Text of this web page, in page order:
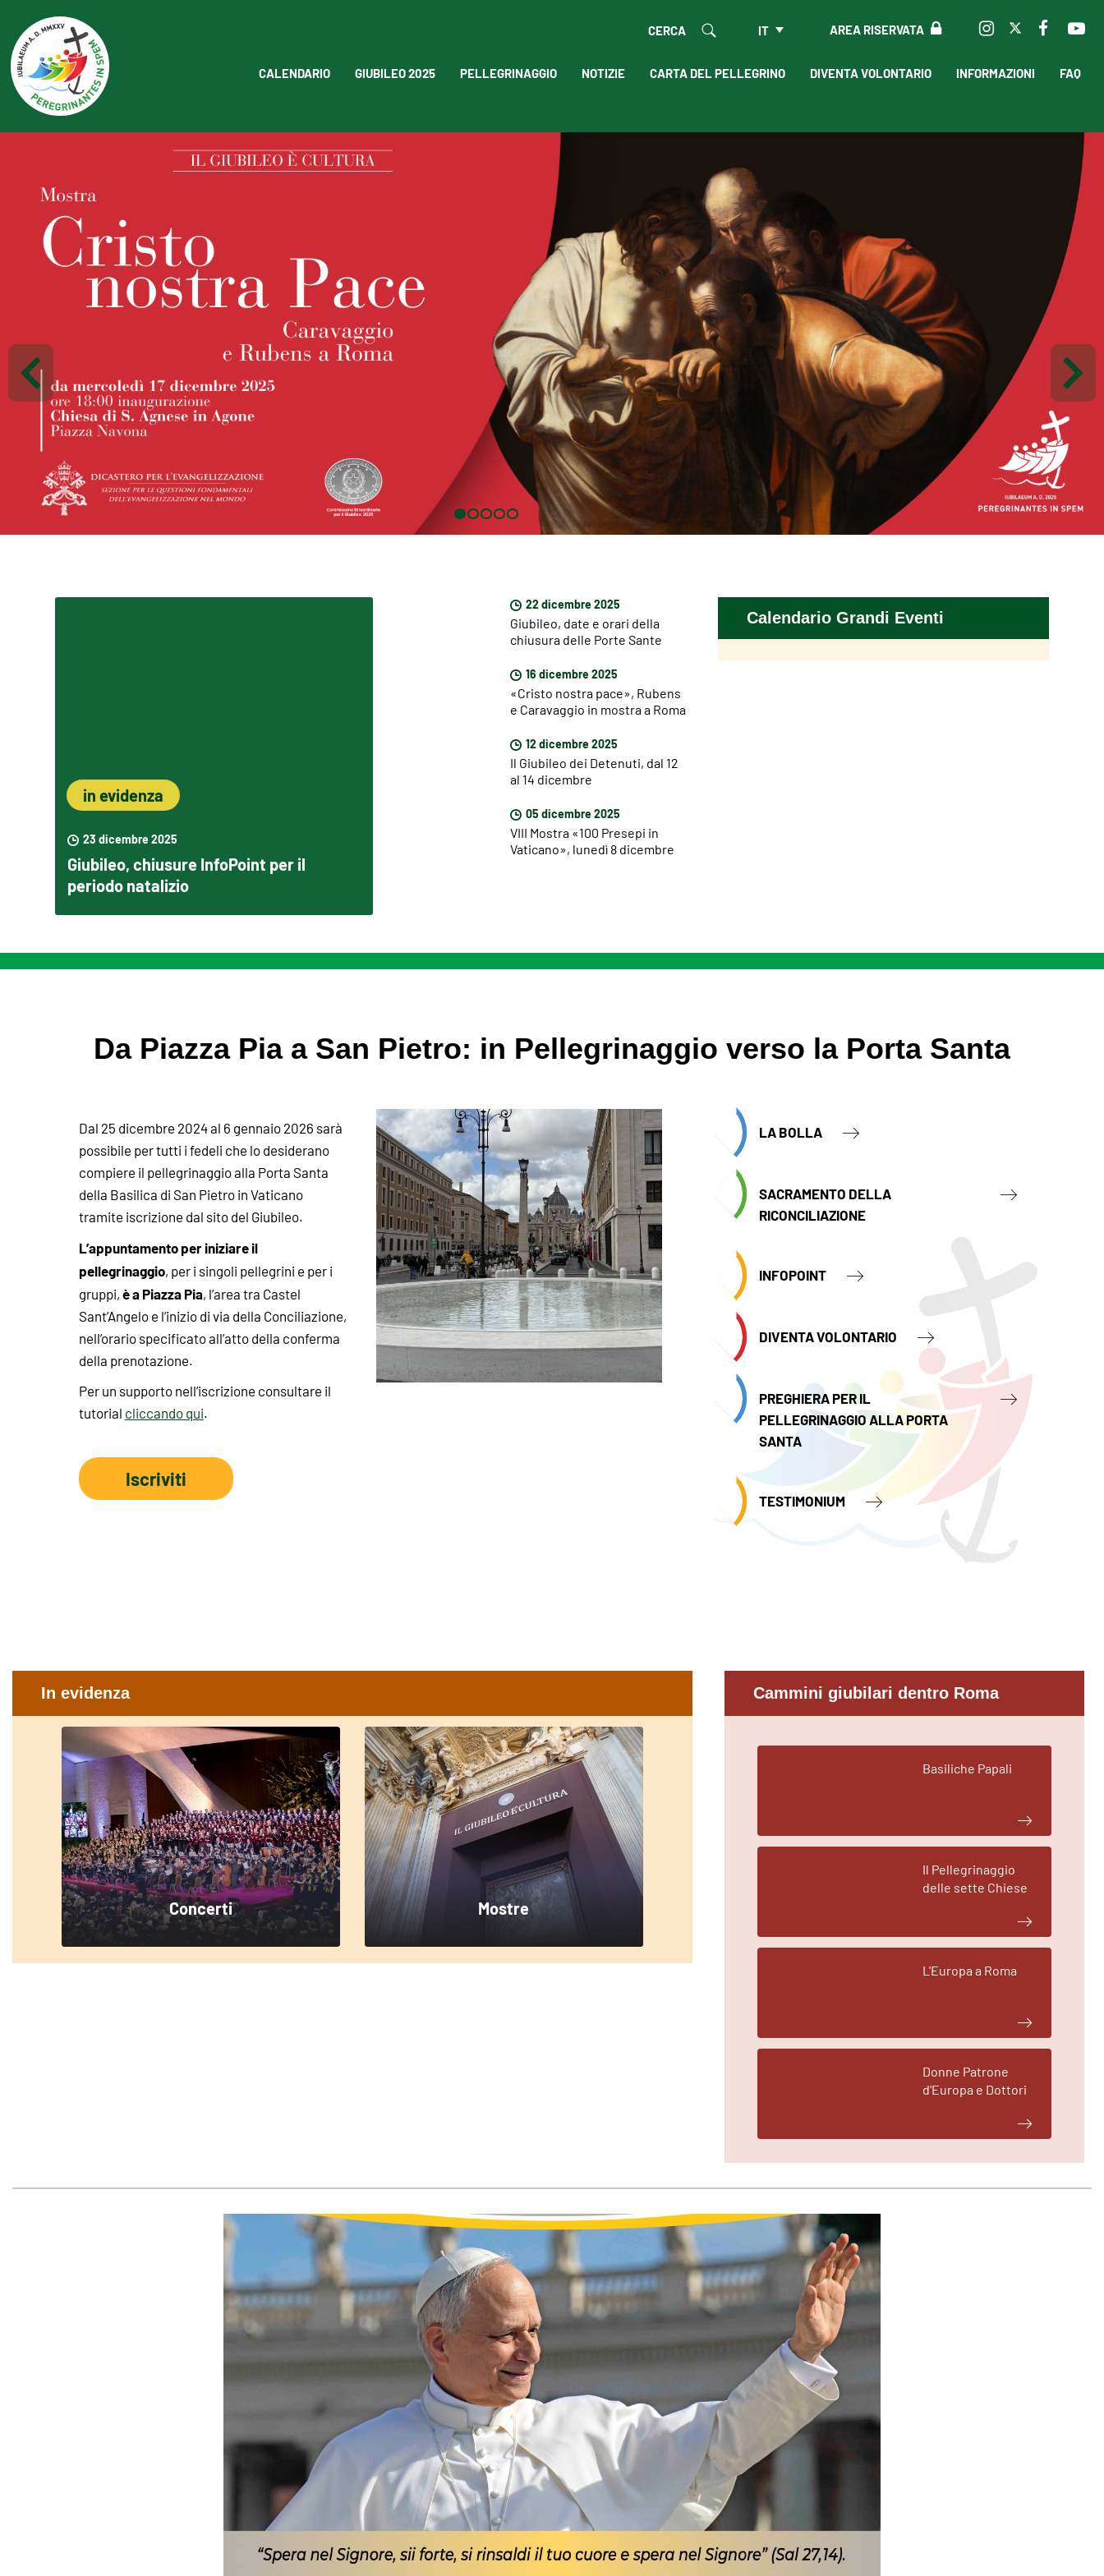
AREA RISERVATA
IT
CERCA
CALENDARIO GIUBILEO 2025 PELLEGRINAGGIO NOTIZIE CARTA DEL PELLEGRINO DIVENTA VOLONTARIO INFORMAZIONI FAQ
in evidenza
23 dicembre 2025
Giubileo, chiusure InfoPoint per il
periodo natalizio
22 dicembre 2025
Giubileo, date e orari della
chiusura delle Porte Sante
16 dicembre 2025
«Cristo nostra pace», Rubens
e Caravaggio in mostra a Roma
12 dicembre 2025
Il Giubileo dei Detenuti, dal 12
al 14 dicembre
05 dicembre 2025
VIII Mostra «100 Presepi in
Vaticano», lunedì 8 dicembre
Calendario Grandi Eventi
Da Piazza Pia a San Pietro: in Pellegrinaggio verso la Porta Santa
Dal 25 dicembre 2024 al 6 gennaio 2026 sarà
possibile per tutti i fedeli che lo desiderano
compiere il pellegrinaggio alla Porta Santa
della Basilica di San Pietro in Vaticano
tramite iscrizione dal sito del Giubileo.
L’appuntamento per iniziare il
pellegrinaggio, per i singoli pellegrini e per i
gruppi,è a Piazza Pia, l’area tra Castel
Sant’Angelo e l’inizio di via della Conciliazione,
nell’orario specificato all’atto della conferma
della prenotazione.
Per un supporto nell’iscrizione consultare il
tutorial cliccando qui.
Iscriviti
LA BOLLA
SACRAMENTO DELLA
RICONCILIAZIONE
INFOPOINT
DIVENTA VOLONTARIO
PREGHIERA PER IL
PELLEGRINAGGIO ALLA PORTA
SANTA
TESTIMONIUM
In evidenza
Concerti Mostre
Cammini giubilari dentro Roma
Basiliche Papali
Il Pellegrinaggio
delle sette Chiese
L'Europa a Roma
Donne Patrone
d'Europa e Dottori